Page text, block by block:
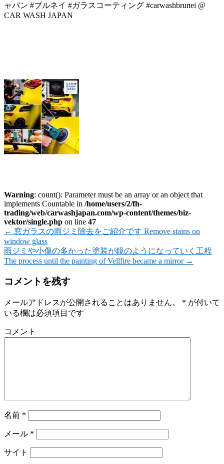
ャパン #ブルネイ #ガラスコーティング #carwashbrunei @
CAR WASH JAPAN
Warning: count(): Parameter must be an array or an object that
implements Countable in /home/users/2/fh-
trading/web/carwashjapan.com/wp-content/themes/biz-
vektor/single.php on line 47
← 窓ガラスの雨ジミ除去をご紹介です Remove stains on
window glass
雨ジミや小傷の多かった塗装が鏡のようになっていく工程
The process until the painting of Vellfire became a mirror →
コメントを残す
メールアドレスが公開されることはありません。 * が付いて
いる欄は必須項目です
コメント
名前 *
メール *
サイト